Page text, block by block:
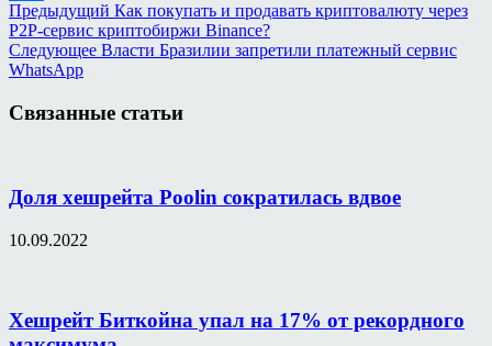
Отправить
Предыдущий Как покупать и продавать криптовалюту через
P2P-сервис криптобиржи Binance?
Следующее Власти Бразилии запретили платежный сервис
WhatsApp
Связанные статьи
Доля хешрейта Poolin сократилась вдвое
10.09.2022
Хешрейт Биткойна упал на 17% от рекордного